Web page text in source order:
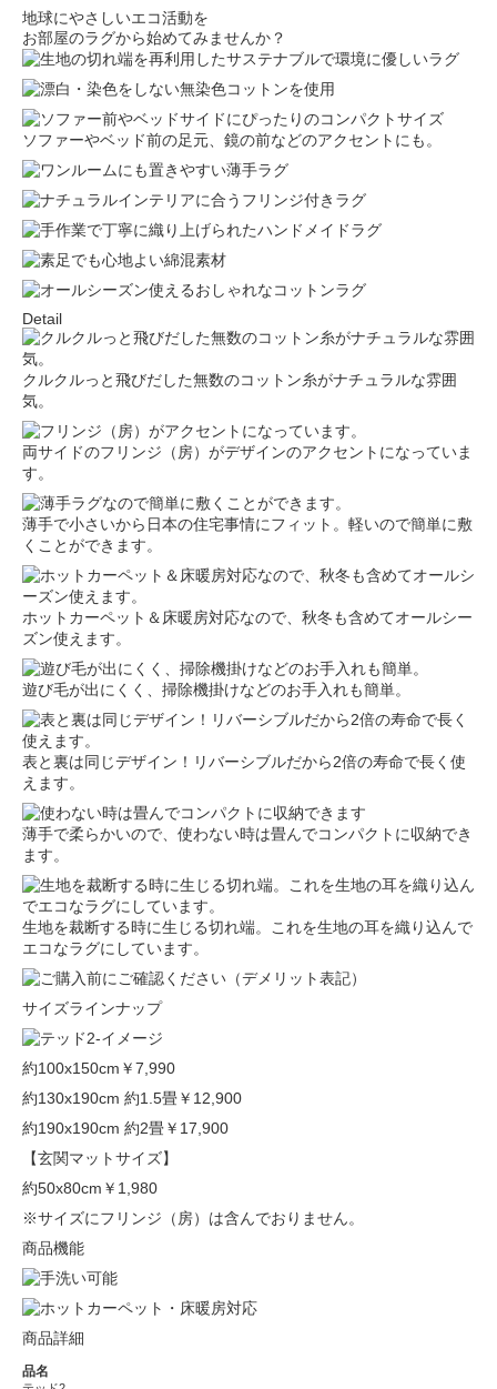
地球にやさしいエコ活動を
お部屋のラグから始めてみませんか？
ソファーやベッド前の足元、鏡の前などのアクセントにも。
Detail
クルクルっと飛びだした無数のコットン糸がナチュラルな雰囲
気。
両サイドのフリンジ（房）がデザインのアクセントになっていま
す。
薄手で小さいから日本の住宅事情にフィット。軽いので簡単に敷
くことができます。
ホットカーペット＆床暖房対応なので、秋冬も含めてオールシー
ズン使えます。
遊び毛が出にくく、掃除機掛けなどのお手入れも簡単。
表と裏は同じデザイン！リバーシブルだから2倍の寿命で長く使
えます。
薄手で柔らかいので、使わない時は畳んでコンパクトに収納でき
ます。
生地を裁断する時に生じる切れ端。これを生地の耳を織り込んで
エコなラグにしています。
サイズラインナップ
約100x150cm ￥7,990
約130x190cm 約1.5畳￥12,900
約190x190cm 約2畳￥17,900
【玄関マットサイズ】
約50x80cm ￥1,980
※サイズにフリンジ（房）は含んでおりません。
商品機能
商品詳細
品名